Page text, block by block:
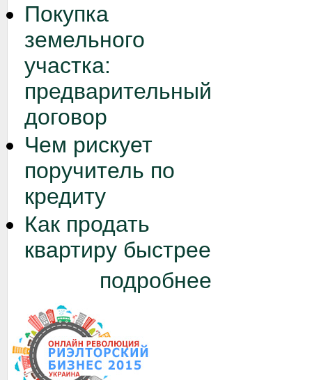
Покупка
земельного
участка:
предварительный
договор
Чем рискует
поручитель по
кредиту
Как продать
квартиру быстрее
подробнее